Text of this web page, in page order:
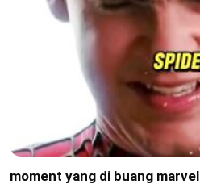
moment yang di buang marvel